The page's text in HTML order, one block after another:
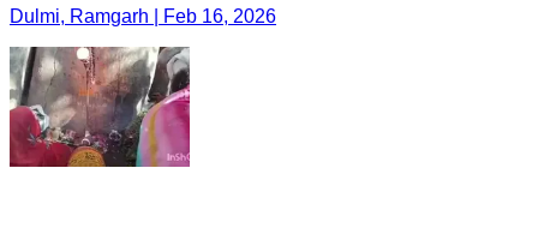
Dulmi, Ramgarh | Feb 16, 2026